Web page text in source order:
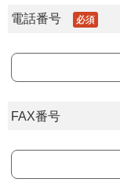
電話番号 必須
FAX番号